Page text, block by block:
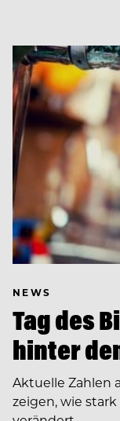
NEWS
Tag des
hinter
Aktuelle Zahlen
zeigen, wie